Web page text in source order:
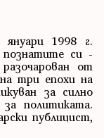
1998 г.
си -
от
три епохи на
за силно
за политиката.
публицист,